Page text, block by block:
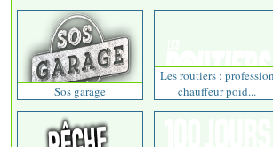
Sos garage
Les routiers : profession
chauffeur poid...